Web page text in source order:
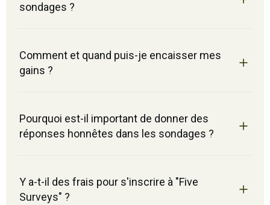
sondages ?
Comment et quand puis-je encaisser mes
gains ?
Pourquoi est-il important de donner des
réponses honnêtes dans les sondages ?
Y a-t-il des frais pour s'inscrire à "Five
Surveys" ?